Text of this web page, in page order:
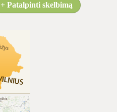
+ Patalpinti skelbimą